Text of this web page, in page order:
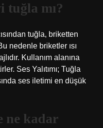
tuğla mı?
tuğla, briketten
nedenle briketler ısı
Kullanım alanına
Ses Yalıtımı; Tuğla
ses iletimi en düşük
ne kadar